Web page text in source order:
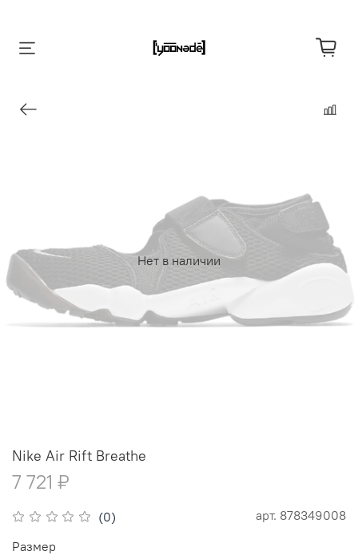
Нет в наличии
(0) арт. 878349008
Nike Air Rift Breathe
7 721 ₽
Размер